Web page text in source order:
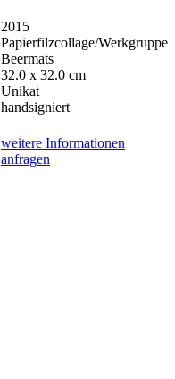
2015
Papierfilzcollage/Werkgruppe
Beermats
32.0 x 32.0 cm
Unikat
handsigniert
weitere Informationen
anfragen